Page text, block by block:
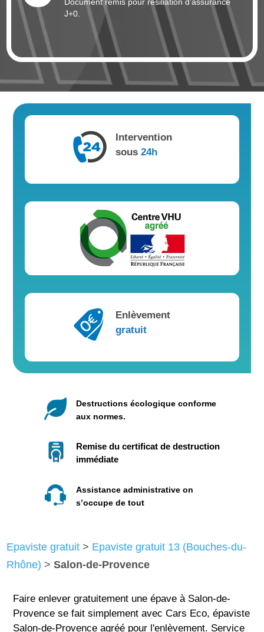
Document remis pour résiliation d'assurance
J+0.
Intervention
sous 24h
Enlèvement
gratuit
Destructions écologique conforme
aux normes.
Remise du certificat de destruction
immédiate
Assistance administrative on
s’occupe de tout
Epaviste gratuit > Epaviste gratuit 13 (Bouches-du-
Rhône) >Salon-de-Provence
Faire enlever gratuitement une épave à Salon-de-
Provence se fait simplement avec Cars Eco, épaviste
Salon-de-Provence agréé pour l'enlèvement. Service